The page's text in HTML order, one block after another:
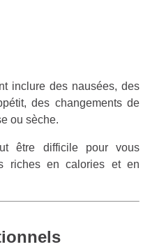
inclure des nausées, des
des changements de
ou sèche.
être difficile pour vous
riches en calories et en